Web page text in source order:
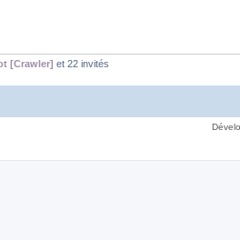
[Crawler] et 22 invités